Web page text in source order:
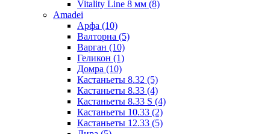
Vitality Line 8 мм (8)
Amadei
Арфа (10)
Валторна (5)
Варган (10)
Геликон (1)
Домра (10)
Кастаньеты 8.32 (5)
Кастаньеты 8.33 (4)
Кастаньеты 8.33 S (4)
Кастаньеты 10.33 (2)
Кастаньеты 12.33 (5)